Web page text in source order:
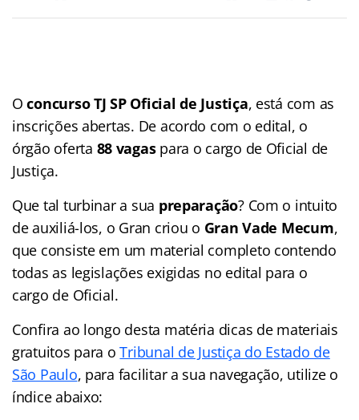
Oconcurso TJ SP Oficial de Justiça, está com as
inscrições abertas. De acordo com o edital, o
órgão oferta 88 vagaspara o cargo de Oficial de
Justiça.
Que tal turbinar a sua preparação? Com o intuito
de auxiliá-los, o Gran criou o Gran Vade Mecum,
que consiste em um material completo contendo
todas as legislações exigidas no edital para o
cargo de Oficial.
Confira ao longo desta matéria dicas de materiais
gratuitos para oTribunal de Justiça do Estado de
São Paulo, para facilitar a sua navegação, utilize o
índice abaixo: